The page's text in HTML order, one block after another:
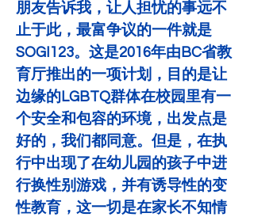
朋友告诉我，让人担忧的事远不
止于此，最富争议的一件就是
SOGI123。这是2016年由BC省教
育厅推出的一项计划，目的是让
边缘的LGBTQ群体在校园里有一
个安全和包容的环境，出发点是
好的，我们都同意。但是，在执
行中出现了在幼儿园的孩子中进
行换性别游戏，并有诱导性的变
性教育，这一切是在家长不知情